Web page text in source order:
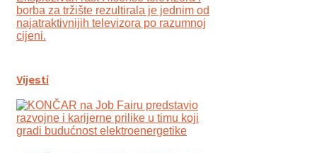
borba za tržište rezultirala je jednim od
najatraktivnijih televizora po razumnoj
cijeni.
Vijesti